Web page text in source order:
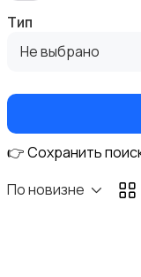
Игры для
Тип
Не выбрано
👉 Сохранить
По новизне